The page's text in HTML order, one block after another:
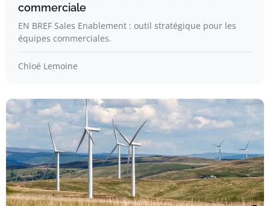
commerciale
EN BREF Sales Enablement : outil stratégique pour les
équipes commerciales.
Chloé Lemoine